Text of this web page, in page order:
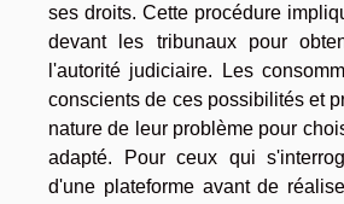
ses droits. Cette procédure
devant les tribunaux pour
l'autorité judiciaire. Les
conscients de ces possibilités et
nature de leur problème pour
adapté. Pour ceux qui
d'une plateforme avant de